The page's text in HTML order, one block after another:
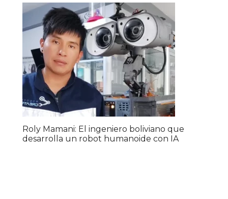
Roly Mamani: El ingeniero boliviano que
desarrolla un robot humanoide con IA